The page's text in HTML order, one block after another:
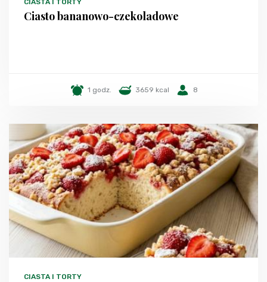
CIASTA I TORTY
Ciasto bananowo-czekoladowe
1 godz. 3659 kcal 8
CIASTA I TORTY